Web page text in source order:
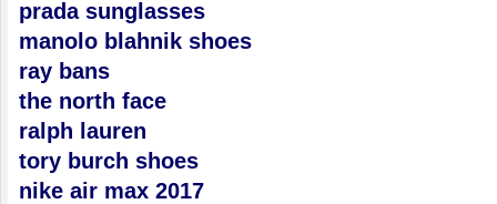
prada sunglasses
manolo blahnik shoes
ray bans
the north face
ralph lauren
tory burch shoes
nike air max 2017